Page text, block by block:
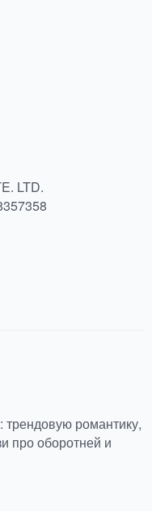
LTD.
романтику,
про оборотней и